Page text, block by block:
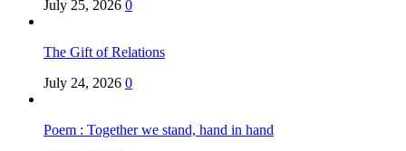
July 25, 2026 0
The Gift of Relations
July 24, 2026 0
Poem : Together we stand, hand in hand